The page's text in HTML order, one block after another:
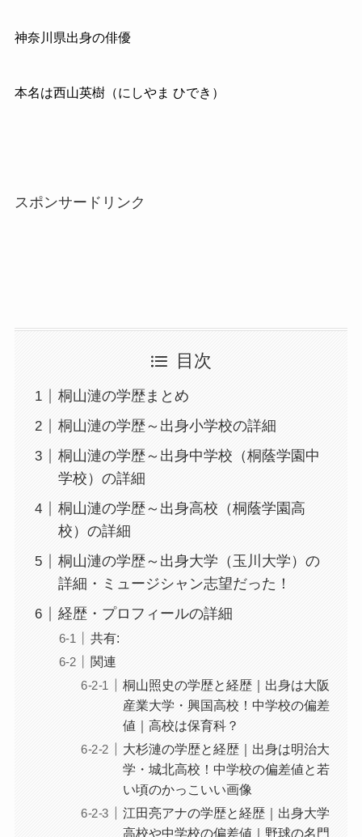
神奈川県出身の俳優
本名は西山英樹（にしやま ひでき）
スポンサードリンク
目次
桐山漣の学歴まとめ
桐山漣の学歴～出身小学校の詳細
桐山漣の学歴～出身中学校（桐蔭学園中
学校）の詳細
桐山漣の学歴～出身高校（桐蔭学園高
校）の詳細
桐山漣の学歴～出身大学（玉川大学）の
詳細・ミュージシャン志望だった！
経歴・プロフィールの詳細
共有:
関連
桐山照史の学歴と経歴｜出身は大阪
産業大学・興国高校！中学校の偏差
値｜高校は保育科？
大杉漣の学歴と経歴｜出身は明治大
学・城北高校！中学校の偏差値と若
い頃のかっこいい画像
江田亮アナの学歴と経歴｜出身大学
高校や中学校の偏差値｜野球の名門